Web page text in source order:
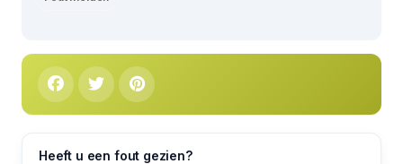
Heeft u een fout gezien?